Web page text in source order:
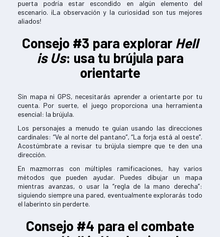
puerta podría estar escondido en algún elemento del
escenario. ¡La observación y la curiosidad son tus mejores
aliados!
Consejo #3 para explorar Hell
is Us: usa tu brújula para
orientarte
Sin mapa ni GPS, necesitarás aprender a orientarte por tu
cuenta. Por suerte, el juego proporciona una herramienta
esencial: la brújula.
Los personajes a menudo te guían usando las direcciones
cardinales: “Ve al norte del pantano”, “La forja está al oeste”.
Acostúmbrate a revisar tu brújula siempre que te den una
dirección.
En mazmorras con múltiples ramificaciones, hay varios
métodos que pueden ayudar. Puedes dibujar un mapa
mientras avanzas, o usar la “regla de la mano derecha”:
siguiendo siempre una pared, eventualmente explorarás todo
el laberinto sin perderte.
Consejo #4 para el combate